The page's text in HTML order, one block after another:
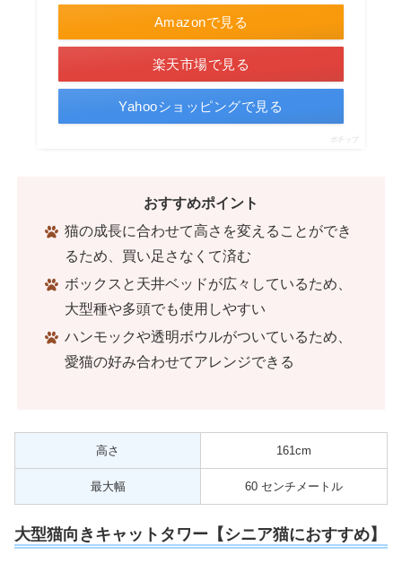
Amazonで見る
楽天市場で見る
Yahooショッピングで見る
ポチップ
おすすめポイント
猫の成長に合わせて高さを変えることができ
るため、買い足さなくて済む
ボックスと天井ベッドが広々しているため、
大型種や多頭でも使用しやすい
ハンモックや透明ボウルがついているため、
愛猫の好み合わせてアレンジできる
高さ ‎161cm
最大幅 60 センチメートル
大型猫向きキャットタワー【シニア猫におすすめ】